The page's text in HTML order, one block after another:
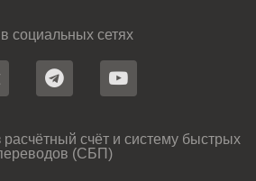
социальных сетях
счёт и систему быстрых
(СБП)